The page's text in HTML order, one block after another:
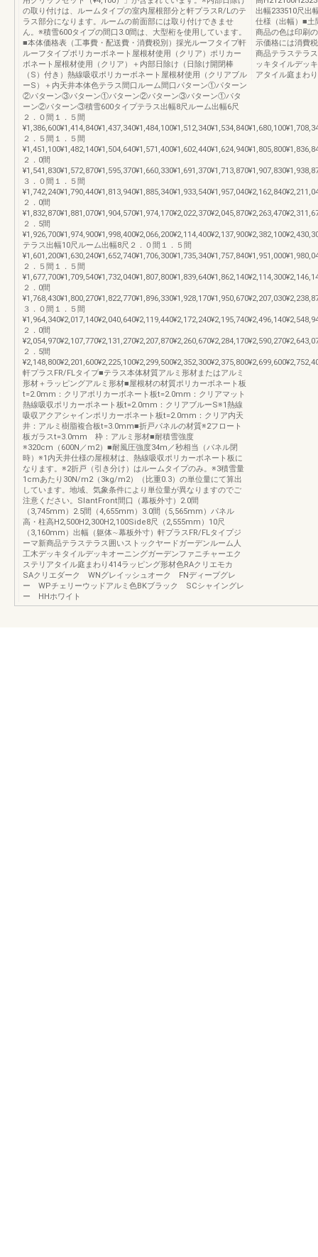
の取り付けは、ルームタイプの室内屋根部分と軒プラスR/Lのテ
ラス部分になります。ルームの前面部には取り付けできませ
ん。※積雪600タイプの間口3.0間は、大型桁を使用しています。
■本体価格表（工事費・配送費・消費税別）採光ルーフタイプ軒
ルーフタイプポリカーボネート屋根材使用（クリア）ポリカー
ボネート屋根材使用（クリア）＋内部日除け（日除け開閉棒
（S）付き）熱線吸収ポリカーボネート屋根材使用（クリアブル
ーS）＋内天井本体色テラス間口ルーム間口パターン①パターン
②パターン③パターン①パターン②パターン③パターン①パタ
ーン②パターン③積雪600タイプテラス出幅8尺ルーム出幅6尺
２．０間１．５間
２．５間１．５間
２．0間
３．０間１．５間
２．0間
２．5間
テラス出幅10尺ルーム出幅8尺２．０間１．５間
２．５間１．５間
２．0間
３．０間１．５間
２．0間
２．5間
軒プラスFR/FLタイプ■テラス本体材質アルミ形材またはアルミ
形材＋ラッピングアルミ形材■屋根材の材質ポリカーボネート板
t=2.0mm：クリアポリカーボネート板t=2.0mm：クリアマット
熱線吸収ポリカーボネート板t=2.0mm：クリアブルーS※1熱線
吸収アクアシャインポリカーボネート板t=2.0mm：クリア内天
井：アルミ樹脂複合板t=3.0mm■折戸パネルの材質※2フロート
板ガラスt=3.0mm 枠：アルミ形材■耐積雪強度
※320cm（600N／m2）■耐風圧強度34m／秒相当（パネル閉
時）※1内天井仕様の屋根材は、熱線吸収ポリカーボネート板に
なります。※2折戸（引き分け）はルームタイプのみ。※3積雪量
1cmあたり30N/m2（3kg/m2）（比重0.3）の単位量にて算出
しています。地域、気象条件により単位量が異なりますのでご
注意ください。SlantFront間口（幕板外寸）2.0間
（3,745mm）2.5間（4,655mm）3.0間（5,565mm）パネル
高・柱高H2,500H2,300H2,100Side8尺（2,555mm）10尺
（3,160mm）出幅（躯体∼幕板外寸）軒プラスFR/FLタイプジ
ーマ新商品テラステラス囲いストックヤードガーデンルーム人
工木デッキタイルデッキオーニングガーデンファニチャーエク
ステリアタイル庭まわり414ラッピング形材色RAクリエモカ
SAクリエダーク WNグレイッシュオーク FNディープグレ
ー WPチェリーウッドアルミ色BKブラック SCシャイングレ
ー HHホワイト
出幅233510尺出
仕様（出幅）■土
商品の色は印刷
示価格には消費
商品テラステラ
ッキタイルデッ
アタイル庭まわり